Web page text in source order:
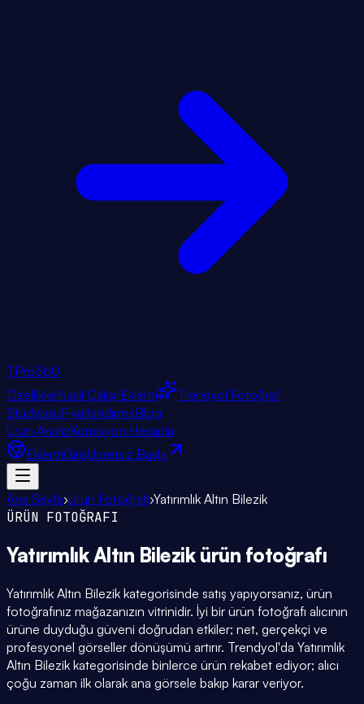
TPro360
ÖzelliklerNasıl ÇalışırEklenti
Trendyol Fotoğraf
StüdyosuFiyatlandırmaBlog
Ürün AnalizKomisyon Hesapla
EklentiGirişÜcretsiz Başla
Ana Sayfa›Ürün Fotoğrafı›Yatırımlık Altın Bilezik
ÜRÜN FOTOĞRAFI
Yatırımlık Altın Bilezik ürün fotoğrafı
Yatırımlık Altın Bilezik kategorisinde satış yapıyorsanız, ürün
fotoğrafınız mağazanızın vitrinidir. İyi bir ürün fotoğrafı alıcının
ürüne duyduğu güveni doğrudan etkiler; net, gerçekçi ve
profesyonel görseller dönüşümü artırır. Trendyol'da Yatırımlık
Altın Bilezik kategorisinde binlerce ürün rekabet ediyor; alıcı
çoğu zaman ilk olarak ana görsele bakıp karar veriyor.